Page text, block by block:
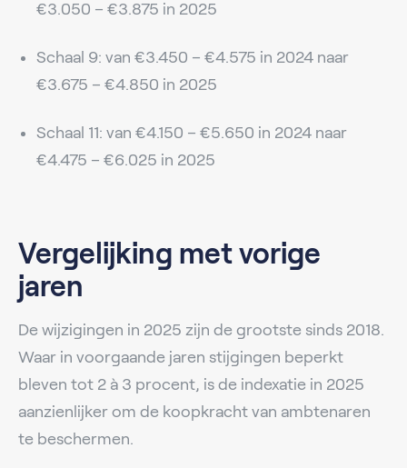
€3.050 – €3.875 in 2025
Schaal 9: van €3.450 – €4.575 in 2024 naar
€3.675 – €4.850 in 2025
Schaal 11: van €4.150 – €5.650 in 2024 naar
€4.475 – €6.025 in 2025
Vergelijking met vorige
jaren
De wijzigingen in 2025 zijn de grootste sinds 2018.
Waar in voorgaande jaren stijgingen beperkt
bleven tot 2 à 3 procent, is de indexatie in 2025
aanzienlijker om de koopkracht van ambtenaren
te beschermen.